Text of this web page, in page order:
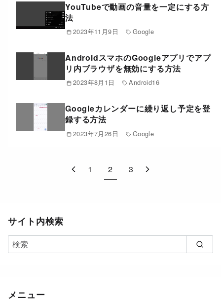
YouTubeで動画の音量を一定にする方
法
2023年11月9日 Google
AndroidスマホのGoogleアプリでアプ
リ内ブラウザを無効にする方法
2023年8月1日 Android16
Googleカレンダーに繰り返し予定を登
録する方法
2023年7月26日 Google
1 2 3
サイト内検索
メニュー